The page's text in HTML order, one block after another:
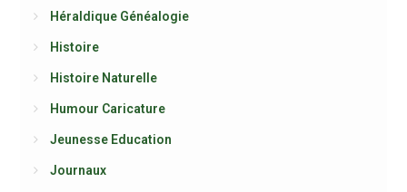
Héraldique Généalogie
Histoire
Histoire Naturelle
Humour Caricature
Jeunesse Education
Journaux